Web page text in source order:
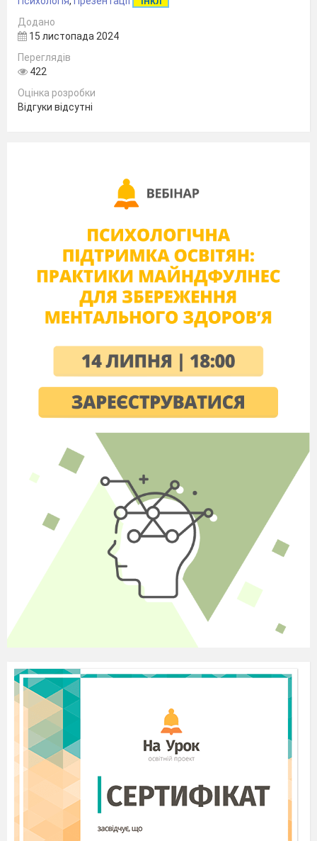
Додано
15 листопада 2024
Переглядів
422
Оцінка розробки
Відгуки відсутні